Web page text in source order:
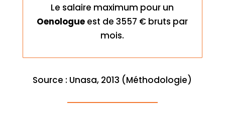
Le salaire maximum pour un
Oenologue est de 3557 € bruts par
mois.
Source : Unasa, 2013 (Méthodologie)